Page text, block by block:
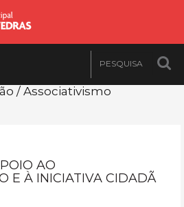
/ Associativismo
AO
E À INICIATIVA CIDADÃ